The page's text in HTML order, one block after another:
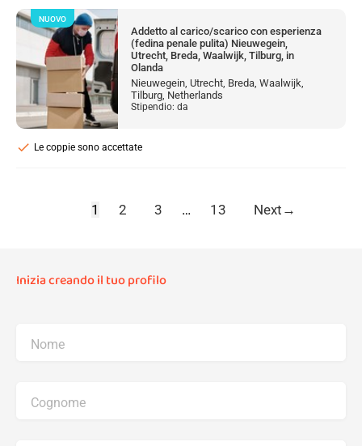
Addetto al carico/scarico con esperienza
(fedina penale pulita) Nieuwegein,
Utrecht, Breda, Waalwijk, Tilburg, in
Olanda
Nieuwegein, Utrecht, Breda, Waalwijk,
Tilburg, Netherlands
Stipendio: da
Le coppie sono accettate
check
NUOVO
1 2 3 … 13 Next →
Inizia creando il tuo profilo
Nome
Cognome